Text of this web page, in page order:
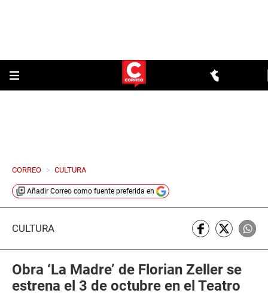
CORREO > CULTURA
Añadir Correo como fuente preferida en
CULTURA
Obra ‘La Madre’ de Florian Zeller se
estrena el 3 de octubre en el Teatro